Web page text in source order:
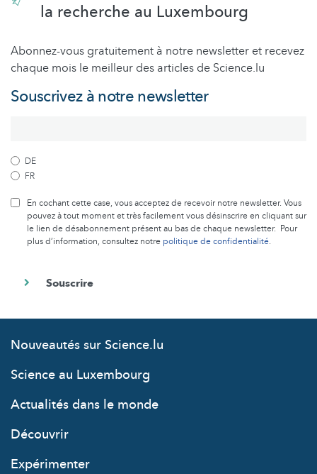
la recherche au Luxembourg
Abonnez-vous gratuitement à notre newsletter et recevez
chaque mois le meilleur des articles de Science.lu
Souscrivez à notre newsletter
DE
FR
En cochant cette case, vous acceptez de recevoir notre newsletter. Vous
pouvez à tout moment et très facilement vous désinscrire en cliquant sur
le lien de désabonnement présent au bas de chaque newsletter. Pour
plus d’information, consultez notre politique de confidentialité.
Nouveautés sur Science.lu
Science au Luxembourg
Actualités dans le monde
Découvrir
Expérimenter